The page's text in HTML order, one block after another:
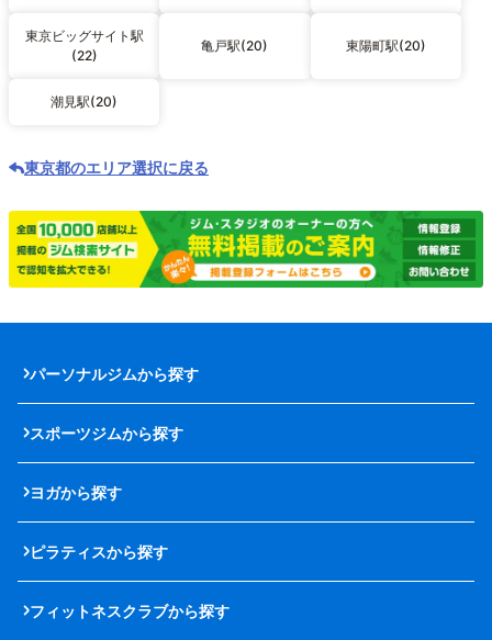
東京ビッグサイト駅
(22)
亀戸駅(20) 東陽町駅(20)
潮見駅(20)
東京都のエリア選択に戻る
パーソナルジムから探す
スポーツジムから探す
ヨガから探す
ピラティスから探す
フィットネスクラブから探す